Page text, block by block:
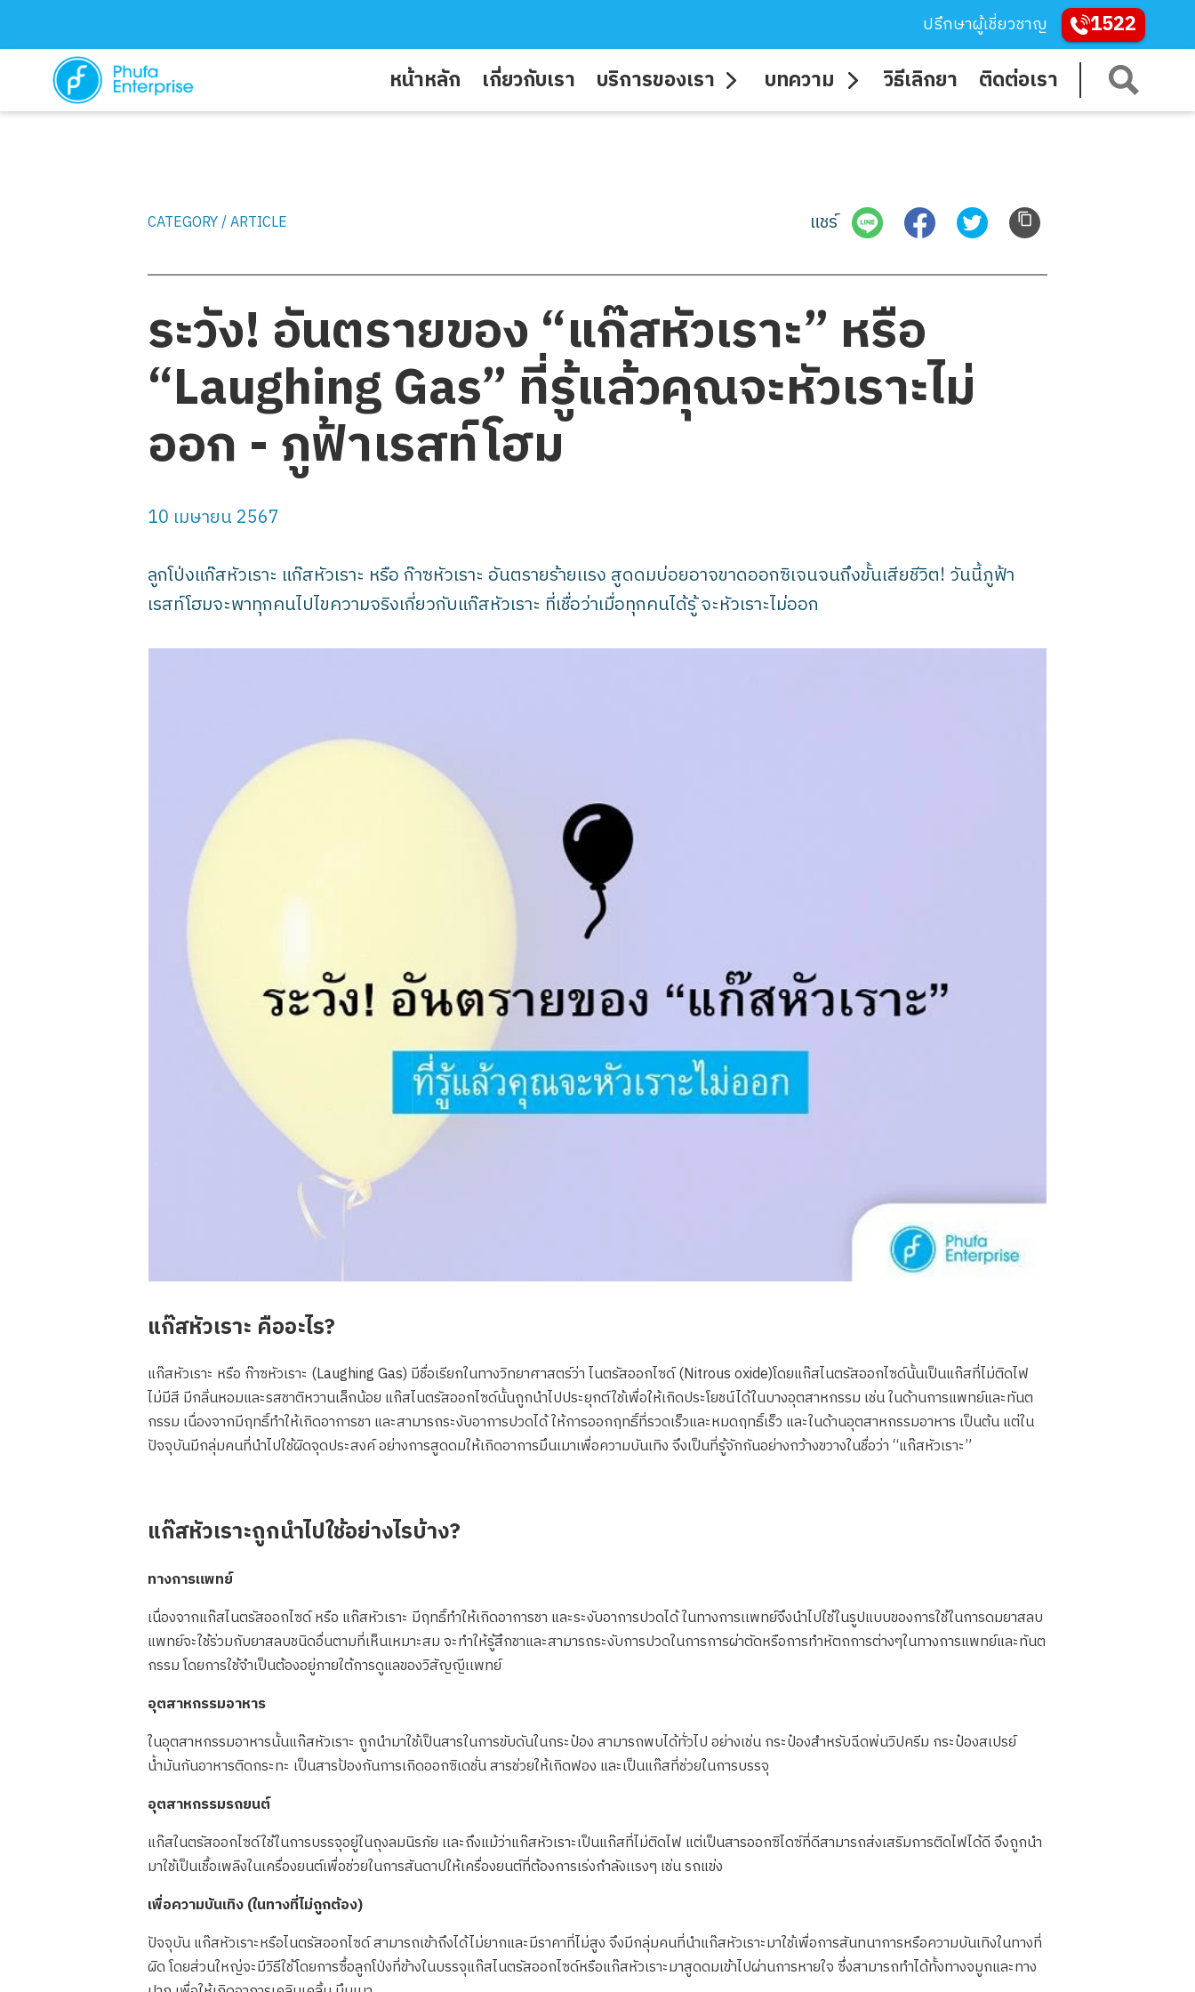
ปรึกษาผู้เชี่ยวชาญ
1522
หน้าหลัก
เกี่ยวกับเรา บริการของเรา บทความ วิธีเลิกยา ติดต่อเรา
CATEGORY / ARTICLE แชร์
ระวัง! อันตรายของ “แก๊สหัวเราะ” หรือ
“Laughing Gas” ที่รู้แล้วคุณจะหัวเราะไม่
ออก - ภูฟ้าเรสท์โฮม
10 เมษายน 2567
ลูกโป่งแก๊สหัวเราะ แก๊สหัวเราะ หรือ ก๊าซหัวเราะ อันตรายร้ายเเรง สูดดมบ่อยอาจขาดออกซิเจนจนถึงขั้นเสียชีวิต! วันนี้ภูฟ้า
เรสท์โฮมจะพาทุกคนไปไขความจริงเกี่ยวกับแก๊สหัวเราะ ที่เชื่อว่าเมื่อทุกคนได้รู้ จะหัวเราะไม่ออก
แก๊สหัวเราะ คืออะไร?
แก๊สหัวเราะ หรือ ก๊าซหัวเราะ (Laughing Gas) มีชื่อเรียกในทางวิทยาศาสตร์ว่า ไนตรัสออกไซด์ (Nitrous oxide)โดยแก๊สไนตรัสออกไซด์นั้นเป็นแก๊สที่ไม่ติดไฟ
ไม่มีสี มีกลิ่นหอมและรสชาติหวานเล็กน้อย แก๊สไนตรัสออกไซด์นั้นถูกนำไปประยุกต์ใช้เพื่อให้เกิดประโยชน์ได้ในบางอุตสาหกรรม เช่น ในด้านการแพทย์และทันต
กรรม เนื่องจากมีฤทธิ์ทำให้เกิดอาการชา และสามารถระงับอาการปวดได้ ให้การออกฤทธิ์ที่รวดเร็วและหมดฤทธิ์เร็ว และในด้านอุตสาหกรรมอาหาร เป็นต้น แต่ใน
ปัจจุบันมีกลุ่มคนที่นำไปใช้ผิดจุดประสงค์ อย่างการสูดดมให้เกิดอาการมึนเมาเพื่อความบันเทิง จึงเป็นที่รู้จักกันอย่างกว้างขวางในชื่อว่า “แก๊สหัวเราะ”
แก๊สหัวเราะถูกนำไปใช้อย่างไรบ้าง?
ทางการแพทย์
เนื่องจากแก๊สไนตรัสออกไซด์ หรือ แก๊สหัวเราะ มีฤทธิ์ทำให้เกิดอาการชา และระงับอาการปวดได้ ในทางการเเพทย์จึงนำไปใช้ในรูปแบบของการใช้ในการดมยาสลบ
แพทย์จะใช้ร่วมกับยาสลบชนิดอื่นตามที่เห็นเหมาะสม จะทำให้รู้สึกชาและสามารถระงับการปวดในการการผ่าตัดหรือการทำหัตถการต่างๆในทางการแพทย์และทันต
กรรม โดยการใช้จำเป็นต้องอยู่ภายใต้การดูแลของวิสัญญีเเพทย์
อุตสาหกรรมอาหาร
ในอุตสาหกรรมอาหารนั้นแก๊สหัวเราะ ถูกนำมาใช้เป็นสารในการขับดันในกระป๋อง สามารถพบได้ทั่วไป อย่างเช่น กระป๋องสำหรับฉีดพ่นวิปครีม กระป๋องสเปรย์
น้ำมันกันอาหารติดกระทะ เป็นสารป้องกันการเกิดออกซิเดชั่น สารช่วยให้เกิดฟอง และเป็นแก๊สที่ช่วยในการบรรจุ
อุตสาหกรรมรถยนต์
แก๊สในตรัสออกไซด์ใช้ในการบรรจุอยู่ในถุงลมนิรภัย เเละถึงแม้ว่าแก๊สหัวเราะเป็นแก๊สที่ไม่ติดไฟ แต่เป็นสารออกซิไดซ์ที่ดีสามารถส่งเสริมการติดไฟได้ดี จึงถูกนำ
มาใช้เป็นเชื้อเพลิงในเครื่องยนต์เพื่อช่วยในการสันดาปให้เครื่องยนต์ที่ต้องการเร่งกำลังเเรงๆ เช่น รถแข่ง
เพื่อความบันเทิง (ในทางที่ไม่ถูกต้อง)
ปัจจุบัน แก๊สหัวเราะหรือไนตรัสออกไซด์ สามารถเข้าถึงได้ไม่ยากและมีราคาที่ไม่สูง จึงมีกลุ่มคนที่นำแก๊สหัวเราะมาใช้เพื่อการสันทนาการหรือความบันเทิงในทางที่
ผิด โดยส่วนใหญ่จะมีวิธีใช้โดยการซื้อลูกโป่งที่ข้างในบรรจุแก๊สไนตรัสออกไซด์หรือแก๊สหัวเราะมาสูดดมเข้าไปผ่านการหายใจ ซึ่งสามารถทำได้ทั้งทางจมูกและทาง